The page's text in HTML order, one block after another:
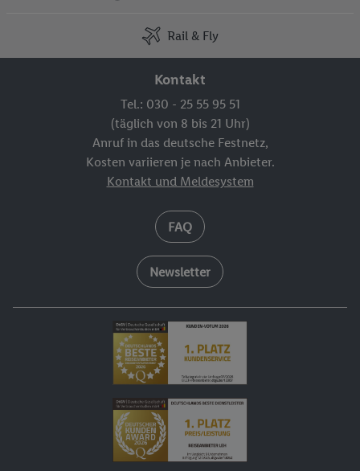
Rail & Fly
Kontakt
Tel.: 030 - 25 55 95 51
(täglich von 8 bis 21 Uhr)
Anruf in das deutsche Festnetz,
Kosten variieren je nach Anbieter.
Kontakt und Meldesystem
FAQ
Newsletter